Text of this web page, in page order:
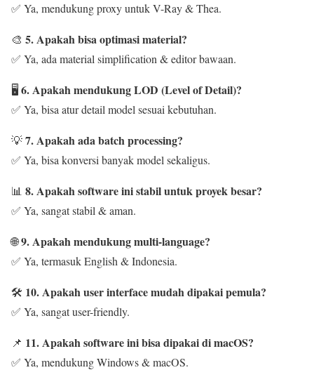
✅ Ya, mendukung proxy untuk V-Ray & Thea.
🎨 5. Apakah bisa optimasi material?
✅ Ya, ada material simplification & editor bawaan.
🖥️6. Apakah mendukung LOD (Level of Detail)?
✅ Ya, bisa atur detail model sesuai kebutuhan.
💡7. Apakah ada batch processing?
✅ Ya, bisa konversi banyak model sekaligus.
📊 8. Apakah software ini stabil untuk proyek besar?
✅ Ya, sangat stabil & aman.
🌐9. Apakah mendukung multi-language?
✅ Ya, termasuk English & Indonesia.
🛠️ 10. Apakah user interface mudah dipakai pemula?
✅ Ya, sangat user-friendly.
📌 11. Apakah software ini bisa dipakai di macOS?
✅ Ya, mendukung Windows & macOS.